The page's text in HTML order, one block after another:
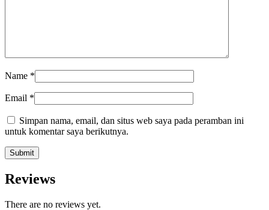
Name *
Email *
Simpan nama, email, dan situs web saya pada peramban ini
untuk komentar saya berikutnya.
Reviews
There are no reviews yet.